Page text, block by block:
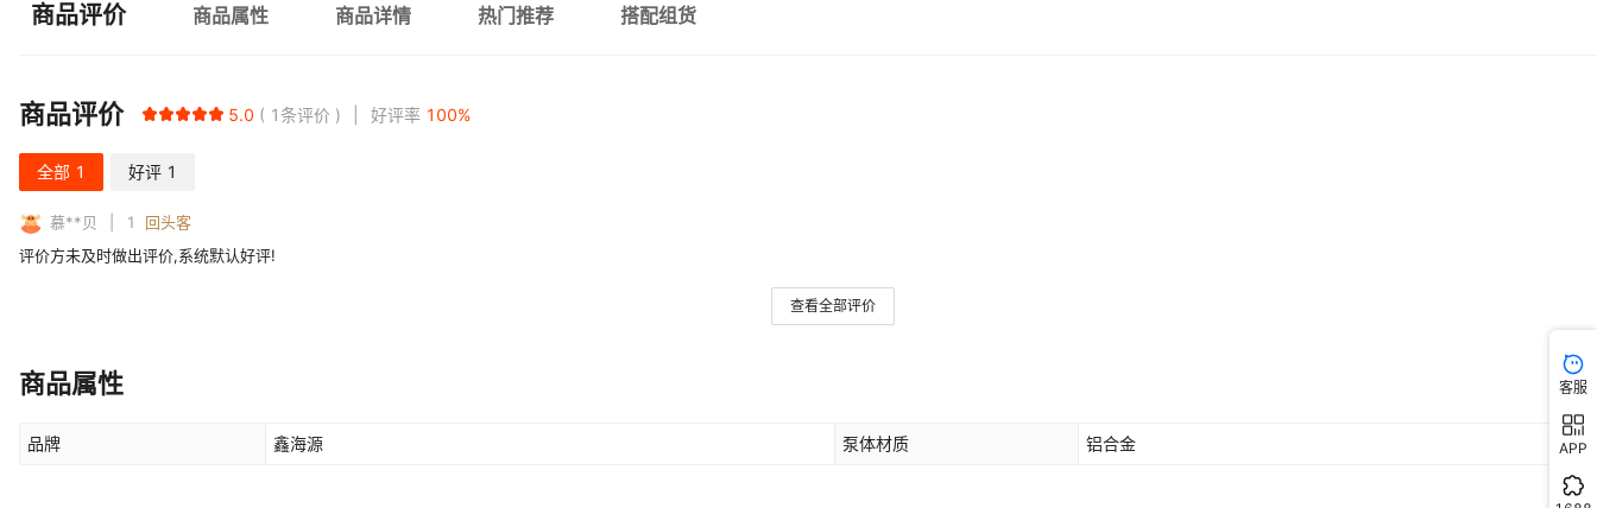
商品评价 商品属性 商品详情 热门推荐 搭配组货
商品评价 5.0 1条评价 好评率 100%
全部 1 好评 1
慕**贝 1
回头客
评价方未及时做出评价,系统默认好评!
查看全部评价
商品属性
品牌 鑫海源 泵体材质 铝合金
客服
APP